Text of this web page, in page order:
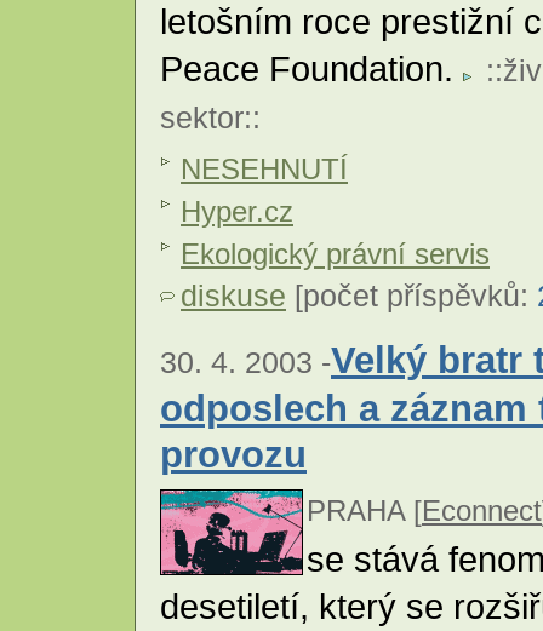
letošním roce prestižní
Peace Foundation.
::
sektor::
NESEHNUTÍ
Hyper.cz
Ekologický právní servis
diskuse [počet příspěvků:
30. 4. 2003 -Velký bratr
odposlech a
provozu
PRAHA [Econnect
se stává
desetiletí, který se